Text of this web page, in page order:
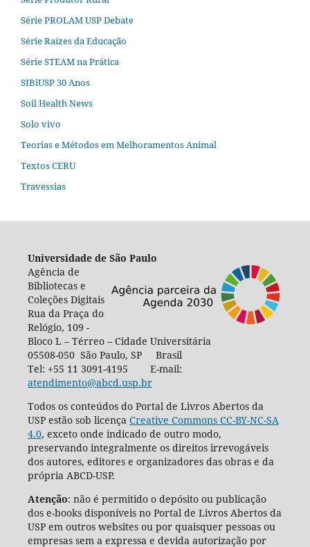
Série PROLAM USP Debate
Série Raízes da Educação
Série STEAM na Prática
SIBiUSP 30 Anos
Soil Health News
Solo vivo
Teorias e Métodos em Melhoramentos Animal
Textos CERU
Travessias
Universidade de São Paulo
Agência de
Bibliotecas e
Coleções Digitais
Rua da Praça do
Relógio, 109 -
Bloco L – Térreo – Cidade Universitária
05508-050 São Paulo, SP Brasil
Tel: +55 11 3091-4195 E-mail:
atendimento@abcd.usp.br
Todos os conteúdos do Portal de Livros Abertos da
USP estão sob licença Creative Commons CC-BY-NC-SA
4.0, exceto onde indicado de outro modo,
preservando integralmente os direitos irrevogáveis
dos autores, editores e organizadores das obras e da
própria ABCD-USP.
Atenção: não é permitido o depósito ou publicação
dos e-books disponíveis no Portal de Livros Abertos da
USP em outros websites ou por quaisquer pessoas ou
empresas sem a expressa e devida autorização por